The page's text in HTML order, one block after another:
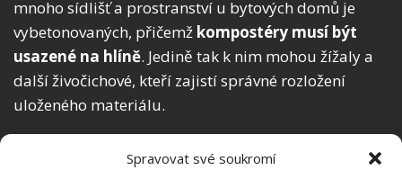
Spravovat své soukromí
mnoho sídlišť a prostranství u bytových domů je
vybetonovaných, přičemž kompostéry musí být
usazené na hlíně. Jedině tak k nim mohou žížaly a
další živočichové, kteří zajistí správné rozložení
uloženého materiálu.